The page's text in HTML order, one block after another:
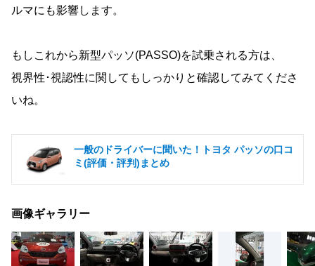
ルマにも影響します。
もしこれから新型パッソ(PASSO)を試乗される方は、
視界性･視認性に関してもしっかりと確認してみてくださ
いね。
一般のドライバーに聞いた！トヨタ パッソの口コ
ミ(評価・評判)まとめ
画像ギャラリー